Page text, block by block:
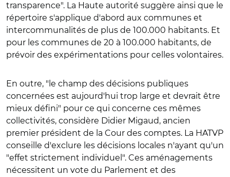
transparence". La Haute autorité suggère ainsi que le
répertoire s'applique d'abord aux communes et
intercommunalités de plus de 100.000 habitants. Et
pour les communes de 20 à 100.000 habitants, de
prévoir des expérimentations pour celles volontaires.
En outre, "le champ des décisions publiques
concernées est aujourd'hui trop large et devrait être
mieux défini" pour ce qui concerne ces mêmes
collectivités, considère Didier Migaud, ancien
premier président de la Cour des comptes. La HATVP
conseille d'exclure les décisions locales n'ayant qu'un
"effet strictement individuel". Ces aménagements
nécessitent un vote du Parlement et des